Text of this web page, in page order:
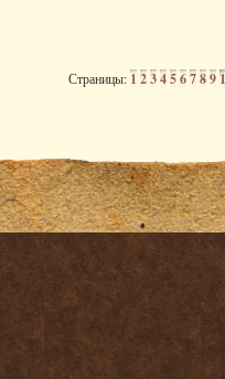
Страницы:1 23456789